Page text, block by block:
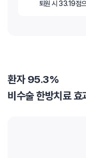
퇴원 시 33.19점
환자 95.3%
비수술 한방치료 효